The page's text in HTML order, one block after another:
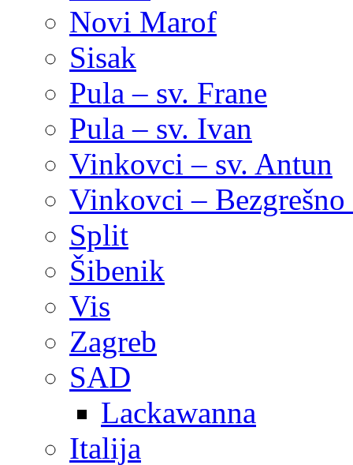
Novi Marof
Sisak
Pula – sv. Frane
Pula – sv. Ivan
Vinkovci – sv. Antun
Vinkovci –
Split
Šibenik
Vis
Zagreb
SAD
Lackawanna
Italija